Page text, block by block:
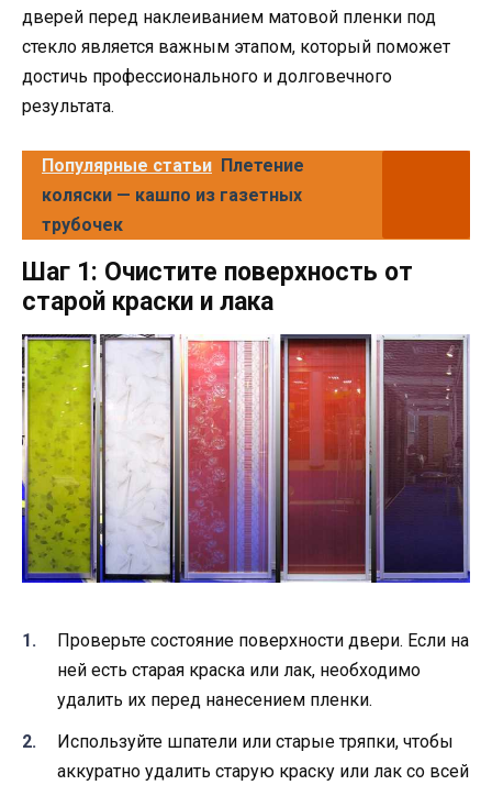
дверей перед наклеиванием матовой пленки под
стекло является важным этапом, который поможет
достичь профессионального и долговечного
результата.
Популярные статьи Плетение
коляски — кашпо из газетных
трубочек
Шаг 1: Очистите поверхность от
старой краски и лака
Проверьте состояние поверхности двери. Если на
ней есть старая краска или лак, необходимо
удалить их перед нанесением пленки.
Используйте шпатели или старые тряпки, чтобы
аккуратно удалить старую краску или лак со всей